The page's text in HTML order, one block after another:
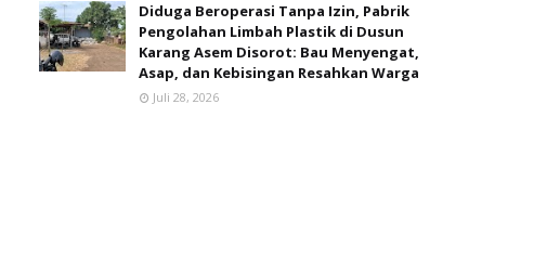
Diduga Beroperasi Tanpa Izin, Pabrik
Pengolahan Limbah Plastik di Dusun
Karang Asem Disorot: Bau Menyengat,
Asap, dan Kebisingan Resahkan Warga
Juli 28, 2026